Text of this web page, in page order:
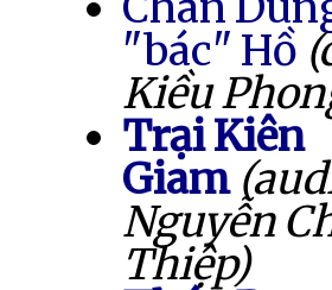
"bác" Hồ
Kiều
Trại Kiên
Giam
Nguyễn
Thiệp)